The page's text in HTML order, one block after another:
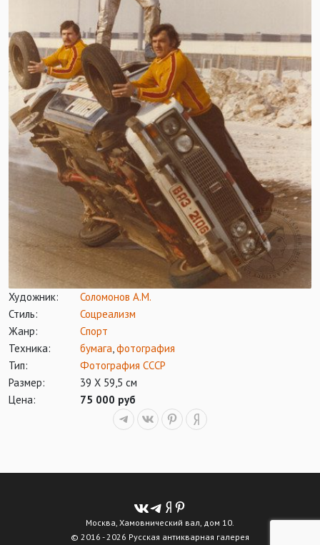
Художник:
Соломонов А.М.
Стиль:
Соцреализм
Жанр:
Спорт
Техника:
бумага,фотография
Тип:
Фотография СССР
Размер:
39 Х 59,5 см
Цена:
75 000 руб
Москва, Хамовнический вал, дом 10.
© 2016 - 2026 Русская антикварная галерея